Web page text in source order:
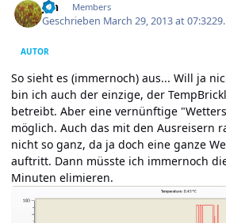
jan Members
Geschrieben March 29, 2013 at 07:32
AUTOR
So sieht es (immernoch) aus... Will ja
bin ich auch der einzige, der
betreibt. Aber eine vernünftige
möglich. Auch das mit den Ausreisern
nicht so ganz, da ja doch eine ganze
auftritt. Dann müsste ich immernoch
Minuten elimieren.